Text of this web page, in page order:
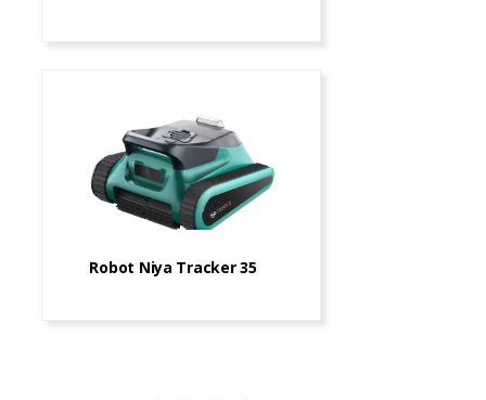
Robot Niya Tracker 35